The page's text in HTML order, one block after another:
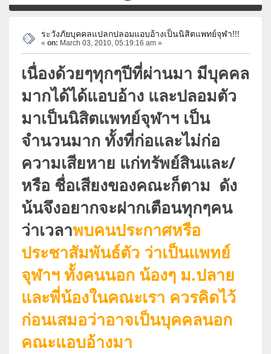
ระวังภัยบุคคลแปลกปลอมแอบอ้างเป็นนิสิตแพทย์จุฬา!!!
« on: March 03, 2010, 05:19:16 am »
เนื่องด้วยๆทุกๆปีที่ผ่านมา มีบุคคล
มากได้ได้แอบอ้าง และปลอมตัว
มาเป็นนิสิตแพทย์จุฬาฯ เป็น
จำนวนมาก ทั้งที่ก่อและไม่ก่อ
ความเสียหาย แก่ทรัพย์สินและ/
หรือ ชื่อเสียงของคณะก็ตาม ดัง
น้นจึงอยากจะฝากเตือนทุกๆคน
ว่าเวลาพบคนประกาศหรือ
ประชาสัมพันธ์ตัว ว่าเป็นแพทย์
จุฬาฯ ทั้งคนนอก น้องๆ ม.ปลาย
และพี่น้องในคณะเรา ควรคิดไว้
ก่อนเสมอว่าอาจเป็นบุคคลนอก
คณะแอบอ้างมา